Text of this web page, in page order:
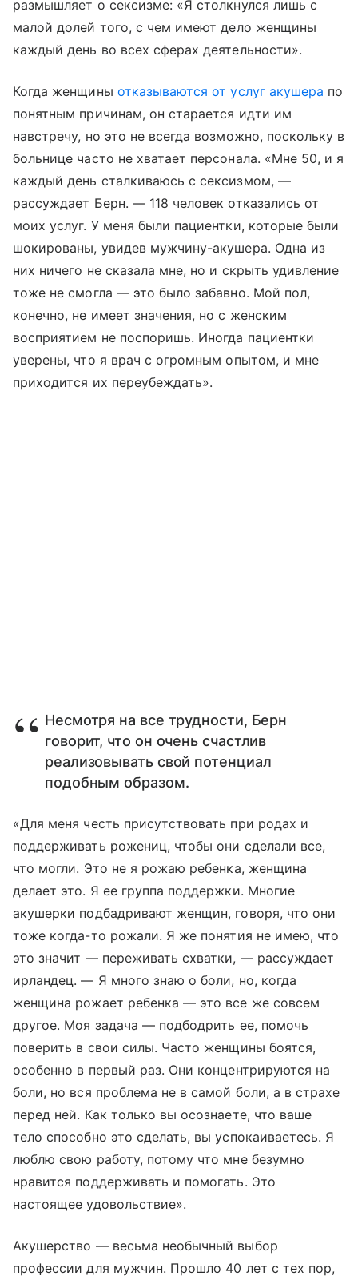
размышляет о сексизме: «Я столкнулся лишь с
малой долей того, с чем имеют дело женщины
каждый день во всех сферах деятельности».
Когда женщины отказываются от услуг акушера по
понятным причинам, он старается идти им
навстречу, но это не всегда возможно, поскольку в
больнице часто не хватает персонала. «Мне 50, и я
каждый день сталкиваюсь с сексизмом, —
рассуждает Берн. — 118 человек отказались от
моих услуг. У меня были пациентки, которые были
шокированы, увидев мужчину-акушера. Одна из
них ничего не сказала мне, но и скрыть удивление
тоже не смогла — это было забавно. Мой пол,
конечно, не имеет значения, но с женским
восприятием не поспоришь. Иногда пациентки
уверены, что я врач с огромным опытом, и мне
приходится их переубеждать».
Несмотря на все трудности, Берн
говорит, что он очень счастлив
реализовывать свой потенциал
подобным образом.
«Для меня честь присутствовать при родах и
поддерживать рожениц, чтобы они сделали все,
что могли. Это не я рожаю ребенка, женщина
делает это. Я ее группа поддержки. Многие
акушерки подбадривают женщин, говоря, что они
тоже когда-то рожали. Я же понятия не имею, что
это значит — переживать схватки, — рассуждает
ирландец. — Я много знаю о боли, но, когда
женщина рожает ребенка — это все же совсем
другое. Моя задача — подбодрить ее, помочь
поверить в свои силы. Часто женщины боятся,
особенно в первый раз. Они концентрируются на
боли, но вся проблема не в самой боли, а в страхе
перед ней. Как только вы осознаете, что ваше
тело способно это сделать, вы успокаиваетесь. Я
люблю свою работу, потому что мне безумно
нравится поддерживать и помогать. Это
настоящее удовольствие».
Акушерство — весьма необычный выбор
профессии для мужчин. Прошло 40 лет с тех пор,